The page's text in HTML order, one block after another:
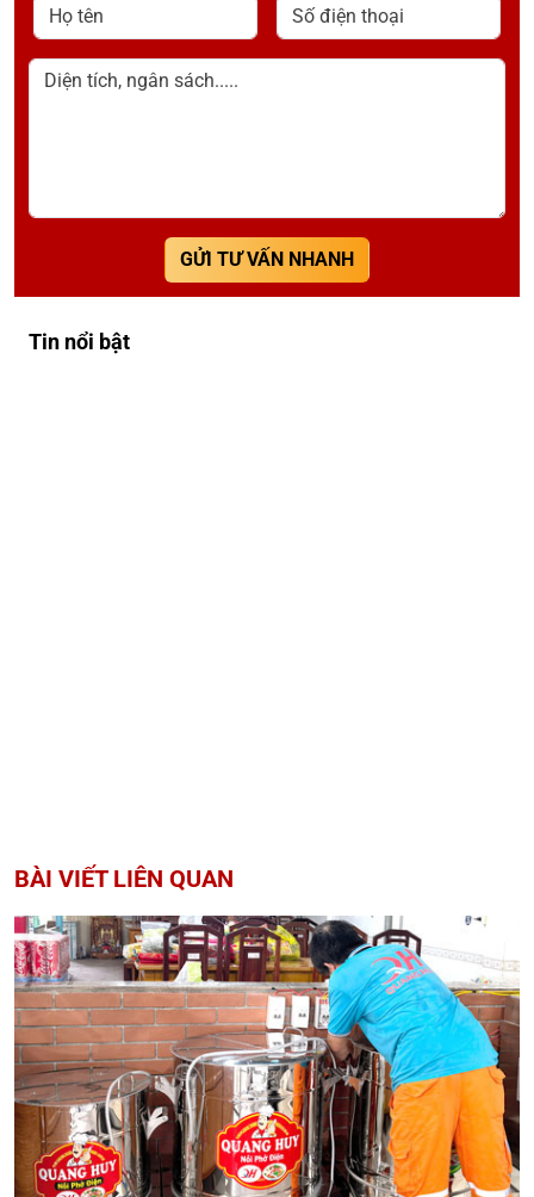
Họ tên Số điện thoại
Diện tích, ngân sách.....
GỬI TƯ VẤN NHANH
Tin nổi bật
BÀI VIẾT LIÊN QUAN